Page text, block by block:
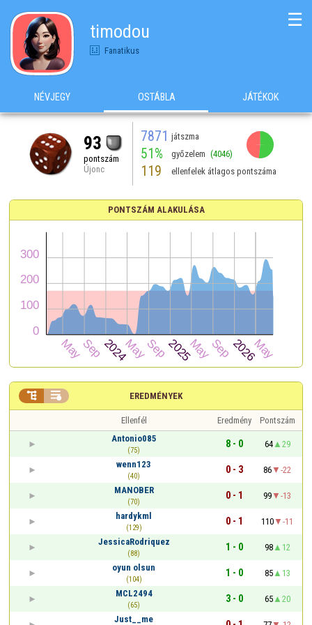
timodou
Fanatikus
☰
NÉVJEGY OSTÁBLA JÁTÉKOK
93
pontszám
Újonc
7871 játszma
51% győzelem (4046)
119 ellenfelek átlagos pontszáma
PONTSZÁM ALAKULÁSA
EREDMÉNYEK
 
Ellenfél Eredmény
Pontszám
Antonio085
(75)
8 - 0 64
29
wenn123
(40)
0 - 3 86
-22
MANOBER
(70)
0 - 1 99
-13
hardykml
(129)
0 - 1 110
-11
JessicaRodriquez
(88)
1 - 0 98
12
oyun olsun
(104)
1 - 0 85
13
MCL2494
(65)
3 - 0 65
20
Just__me